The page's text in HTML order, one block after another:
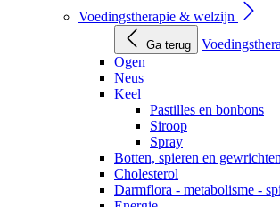
Voedingstherapie & welzijn
Ga terug
Ogen
Neus
Keel
Pastilles en bonbons
Siroop
Spray
Botten, spieren en gewrichten
Cholesterol
Darmflora - metabolisme -